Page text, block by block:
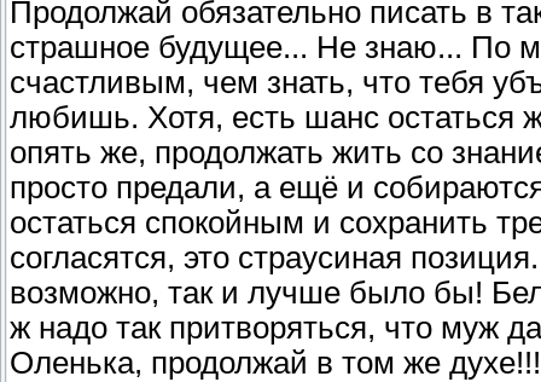
Продолжай обязательно писать в
страшное будущее... Не знаю... По
счастливым, чем знать, что тебя
любишь. Хотя, есть шанс остаться
опять же, продолжать жить со
просто предали, а ещё и
остаться спокойным и сохранить
согласятся, это страусиная
возможно, так и лучше было бы!
ж надо так притворяться, что муж
Оленька, продолжай в том же